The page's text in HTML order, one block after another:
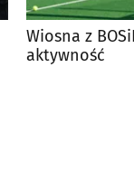
Wiosna z
aktywność